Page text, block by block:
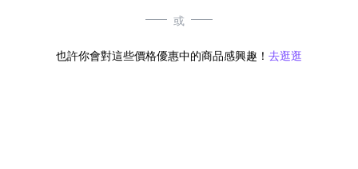
或
也許你會對這些價格優惠中的商品感興趣！ 去逛逛